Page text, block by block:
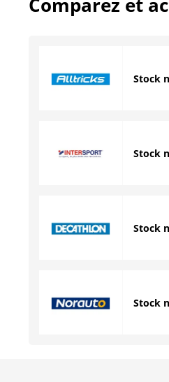
Stock
Stock
Stock
Stock